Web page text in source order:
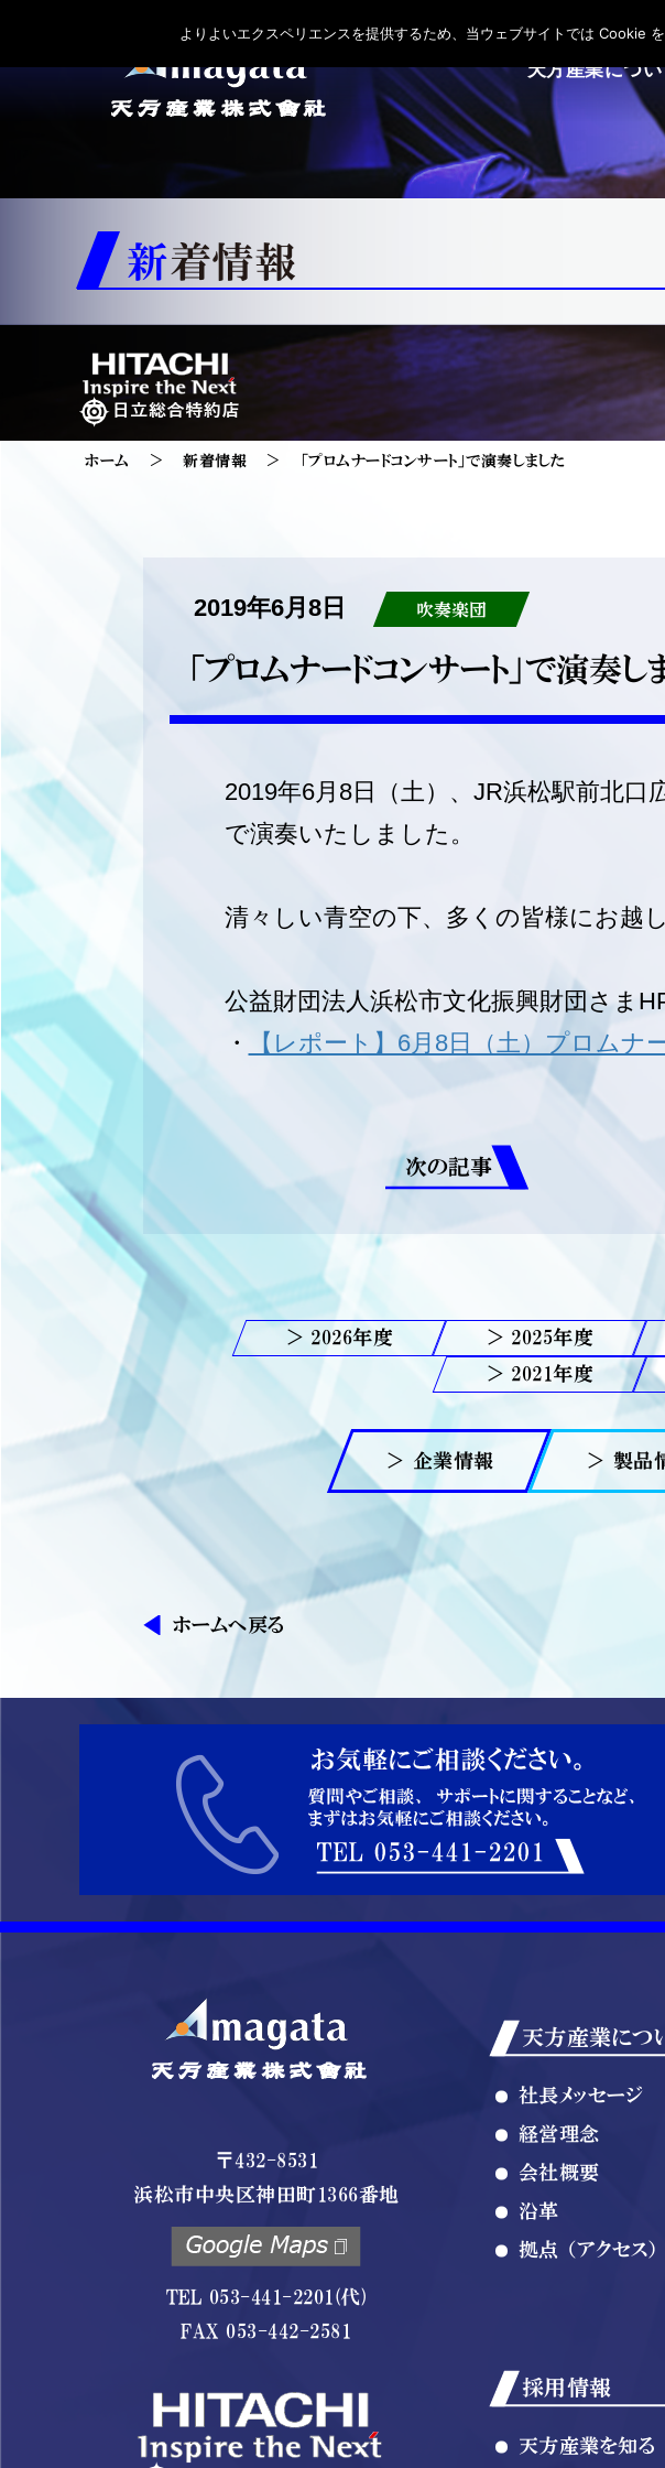
天方産業につ
新着情報
ホーム 新着情報 「プロムナードコンサート」で演奏しました
2019年6月8日 吹奏楽団
「プロムナードコンサート」で演奏し
2019年6月8日（土）、JR浜松駅前北
で演奏いたしました。
清々しい青空の下、多くの皆様にお越
公益財団法人浜松市文化振興財団さま
・
【レポート】6月8日（土）プロムナ
次の記事
2026 2025
2021
＞ 企業情報 ＞ 製品
ホームへ戻る
〒432-8531
浜松市中央区神田町1366番地
TEL 053-441-2201(代)
FAX 053-442-2581
天方産業につ
社長メッセージ
経営理念
会社概要
沿革
拠点 （アクセス）
採用情報
天方産業を知る
よりよいエクスペリエンスを提供するため、当ウェブサイトでは Cookie